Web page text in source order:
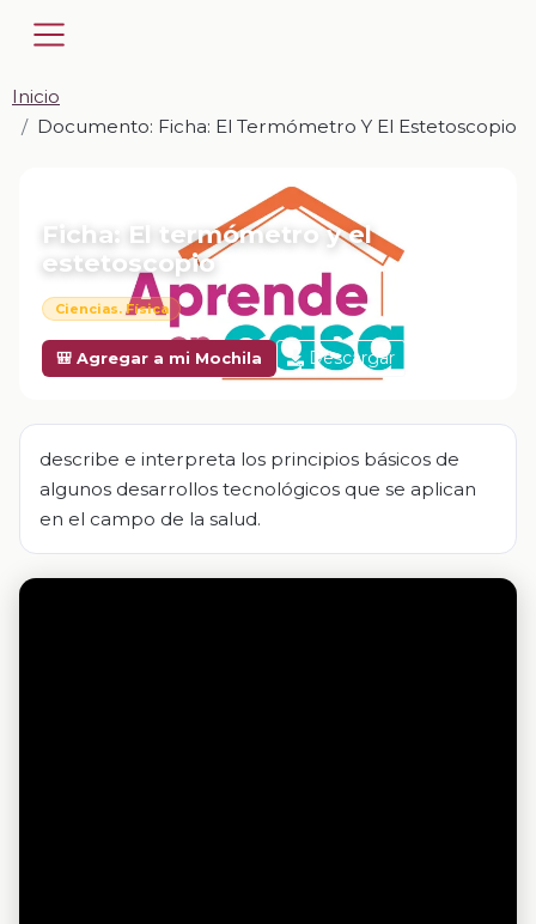
Inicio
Documento: Ficha: El Termómetro Y El Estetoscopio
Ficha: El termómetro y el
estetoscopio
Ciencias. Física
🎒 Agregar a mi Mochila Descargar
describe e interpreta los principios básicos de
algunos desarrollos tecnológicos que se aplican
en el campo de la salud.